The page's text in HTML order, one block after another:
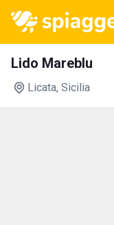
Lido Mareblu
Licata, Sicilia